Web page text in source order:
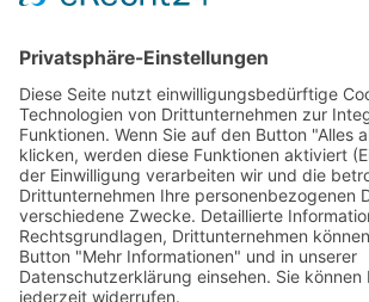
20. Mai 2022
You May Also Like
14. Oktober 2016
Fahrbericht: Audi TT RS 2016 als TT Coupe und TT Roadster
25. März 2024
Opel Grandland Hybrid – Opel Top SUV mit 48V Technologie